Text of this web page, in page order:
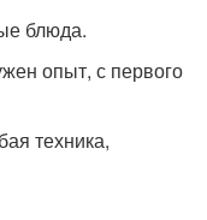
блюда.
опыт, с первого
техника,